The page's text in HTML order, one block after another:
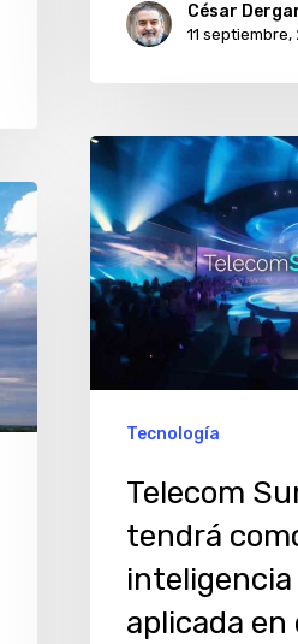
César
11 septiembre,
Telecom
SummIT
2023
tendrá
como
inteligencia
aplicada
empresas
Tecnología
Telecom
tendrá
aplicada en